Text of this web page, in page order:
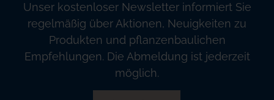
Unser kostenloser Newsletter informiert Sie
regelmäßig über Aktionen, Neuigkeiten zu
Produkten und pflanzenbaulichen
Empfehlungen. Die Abmeldung ist jederzeit
möglich.